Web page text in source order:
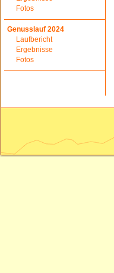
Fotos
Genusslauf 2024
Laufbericht
Ergebnisse
Fotos